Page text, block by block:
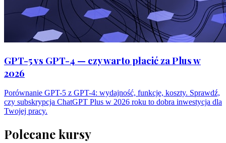
GPT-5 vs GPT-4 — czy warto płacić za Plus w
2026
Porównanie GPT-5 z GPT-4: wydajność, funkcje, koszty. Sprawdź,
czy subskrypcja ChatGPT Plus w 2026 roku to dobra inwestycja dla
Twojej pracy.
Polecane kursy